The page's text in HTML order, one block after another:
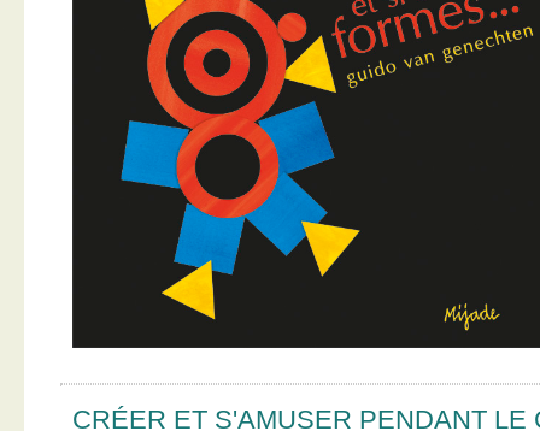
CRÉER ET S'AMUSER PENDANT LE